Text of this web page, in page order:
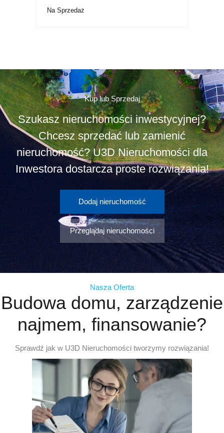
Na Sprzedaż
1 639 000 PLN
Kup lub Sprzedaj
Szukasz nieruchomości inwestycyjnej?
Chcesz sprzedać lub zamienić
nieruchomość? U3D Nieruchomości dla
Inwestora dostarcza proste rozwiązania!
Dodaj nieruchomość
Przeglądaj nieruchomości
Nasza Oferta
Budowa domu, zarządzenie
najmem, finansowanie?
Sprawdź jak w U3D Nieruchomości tworzymy rozwiązania!